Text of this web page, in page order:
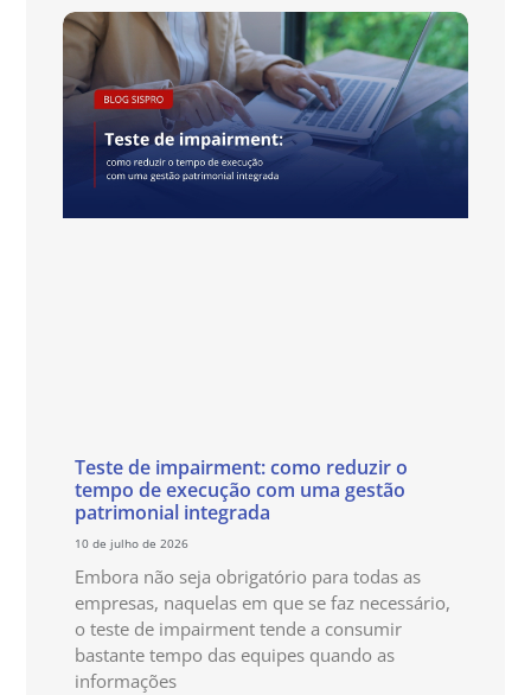
Teste de impairment: como reduzir o
tempo de execução com uma gestão
patrimonial integrada
10 de julho de 2026
Embora não seja obrigatório para todas as
empresas, naquelas em que se faz necessário,
o teste de impairment tende a consumir
bastante tempo das equipes quando as
informações